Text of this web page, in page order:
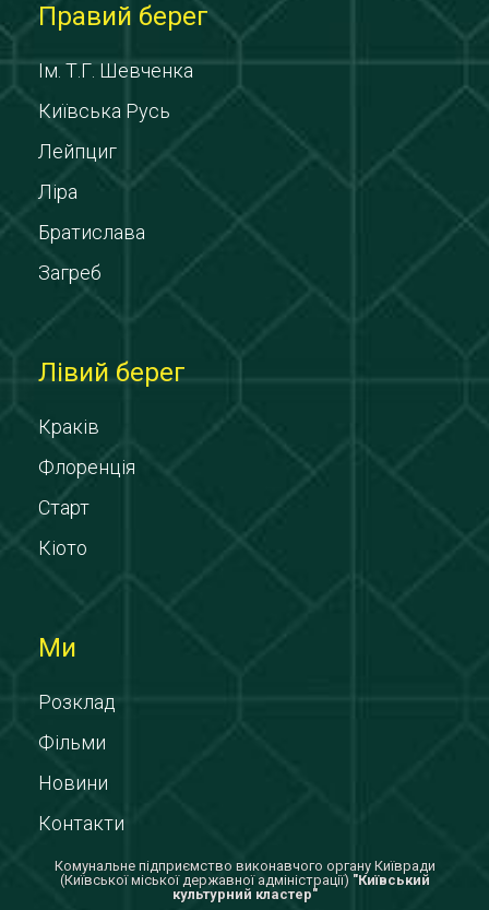
Правий берег
Ім. Т.Г. Шевченка
Київська Русь
Лейпциг
Ліра
Братислава
Загреб
Лівий берег
Краків
Флоренція
Старт
Кіото
Ми
Розклад
Фільми
Новини
Контакти
Комунальне підприємство виконавчого органу Київради
(Київської міської державної адміністрації) "Київський
культурний кластер"